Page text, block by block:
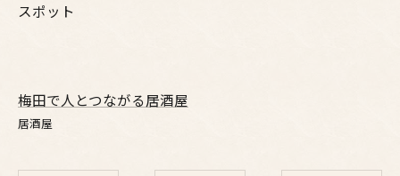
スポット
梅田で人とつながる居酒屋
居酒屋